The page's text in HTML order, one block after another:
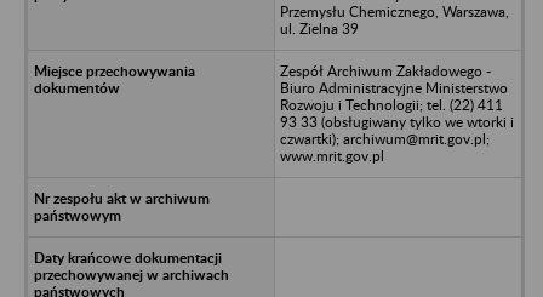
Przemysłu Chemicznego, Warszawa,
ul. Zielna 39
Zespół Archiwum Zakładowego -
Biuro Administracyjne Ministerstwo
Rozwoju i Technologii; tel. (22) 411
93 33 (obsługiwany tylko we wtorki i
czwartki); archiwum@mrit.gov.pl;
www.mrit.gov.pl